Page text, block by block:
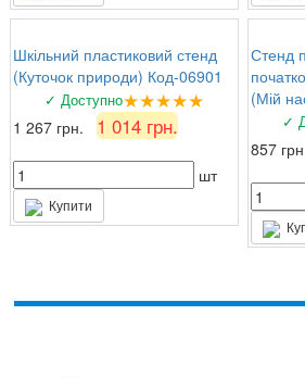
Шкільний пластиковий стенд
(Куточок природи) Код-06901
✓ Доступно★★★★★
1 267 грн. 1 014 грн.
шт
Купити
Стенд
(Мій
✓
857